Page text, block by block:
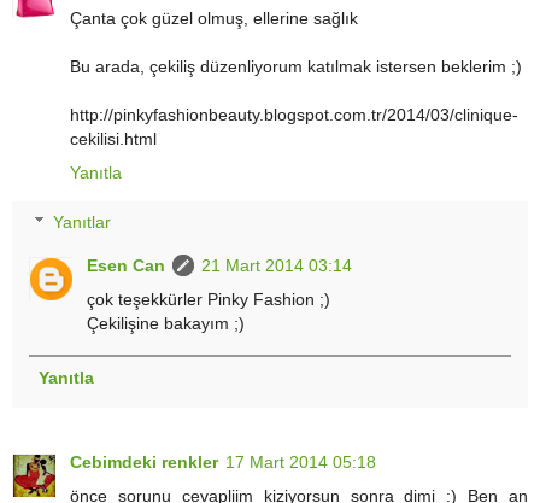
Çanta çok güzel olmuş, ellerine sağlık
Bu arada, çekiliş düzenliyorum katılmak istersen beklerim ;)
http://pinkyfashionbeauty.blogspot.com.tr/2014/03/clinique-
cekilisi.html
Yanıtla
Yanıtlar
Esen Can
21 Mart 2014 03:14
çok teşekkürler Pinky Fashion ;)
Çekilişine bakayım ;)
Yanıtla
Cebimdeki renkler 17 Mart 2014 05:18
önce sorunu cevapliim kiziyorsun sonra dimi :) Ben an